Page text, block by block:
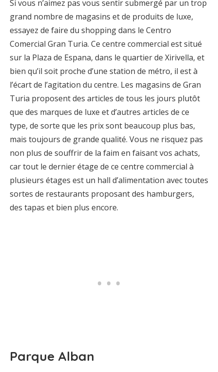
Si vous n’aimez pas vous sentir submergé par un trop
grand nombre de magasins et de produits de luxe,
essayez de faire du shopping dans le Centro
Comercial Gran Turia. Ce centre commercial est situé
sur la Plaza de Espana, dans le quartier de Xirivella, et
bien qu’il soit proche d’une station de métro, il est à
l’écart de l’agitation du centre. Les magasins de Gran
Turia proposent des articles de tous les jours plutôt
que des marques de luxe et d’autres articles de ce
type, de sorte que les prix sont beaucoup plus bas,
mais toujours de grande qualité. Vous ne risquez pas
non plus de souffrir de la faim en faisant vos achats,
car tout le dernier étage de ce centre commercial à
plusieurs étages est un hall d’alimentation avec toutes
sortes de restaurants proposant des hamburgers,
des tapas et bien plus encore.
Parque Alban